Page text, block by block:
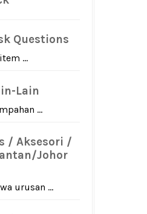
Questions
...
Lain
...
/ Aksesori /
Johor
urusan ...